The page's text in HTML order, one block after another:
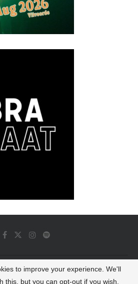
Dash All Rights Reserved
to improve your experience. We'll
this, but you can opt-out if you wish.